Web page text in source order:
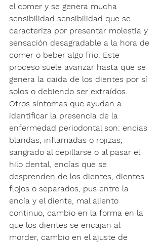
el comer y se genera mucha
sensibilidad sensibilidad que se
caracteriza por presentar molestia y
sensación desagradable a la hora de
comer o beber algo frío. Este
proceso suele avanzar hasta que se
genera la caída de los dientes por sí
solos o debiendo ser extraídos.
Otros síntomas que ayudan a
identificar la presencia de la
enfermedad periodontal son: encías
blandas, inflamadas o rojizas,
sangrado al cepillarse o al pasar el
hilo dental, encías que se
desprenden de los dientes, dientes
flojos o separados, pus entre la
encía y el diente, mal aliento
continuo, cambio en la forma en la
que los dientes se encajan al
morder, cambio en el ajuste de